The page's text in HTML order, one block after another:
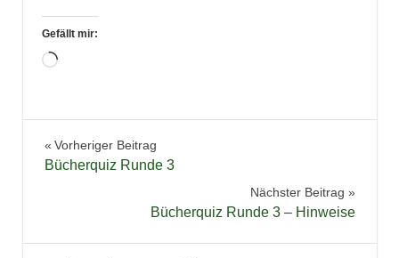
Gefällt mir:
Wird
challenge
Beitragsnavigation
Vorheriger Beitrag
Bücherquiz Runde 3
Nächster Beitrag
Bücherquiz Runde 3 – Hinweise